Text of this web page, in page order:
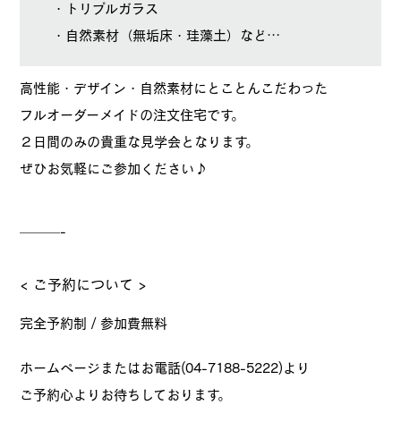
・トリプルガラス
・自然素材（無垢床・珪藻土）など…
高性能・デザイン・自然素材にとことんこだわった
フルオーダーメイドの注文住宅です。
２日間のみの貴重な見学会となります。
ぜひお気軽にご参加ください♪
———-
< ご予約について >
完全予約制 / 参加費無料
ホームページまたはお電話(04-7188-5222)より
ご予約心よりお待ちしております。